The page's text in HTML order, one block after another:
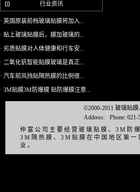
行业资讯
· 英国原装前档玻璃贴膜将加入...
· 贴上玻璃贴膜后，膜加玻璃的...
· 劣质贴膜对人体健康和行车安...
· 二氧化钒智能贴膜玻璃是真正...
· 汽车前风挡贴隔热膜的比例很...
· 3M贴膜3M防爆膜 贴防爆膜注意...
©2000-2011 玻璃贴
Address:
Phone: 021-
仲富公司主要经营玻璃贴膜、3M防
3M隔热膜、3M贴膜在中国地区第
业。